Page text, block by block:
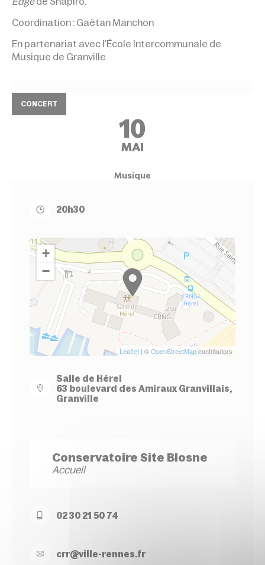
Coordination : Gaëtan Manchon
En partenariat avec l’École Intercommunale de
Musique de Granville
CONCERT
10
MAI
Musique
20h30
+
−
Leaflet | ©OpenStreetMapcontributors
Salle de Hérel
63 boulevard des Amiraux Granvillais,
Granville
Conservatoire Site Blosne
Accueil
02 30 21 50 74
crr@ville-rennes.fr